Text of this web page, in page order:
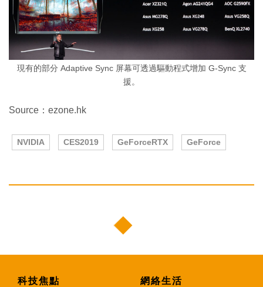
現有的部分 Adaptive Sync 屏幕可透過驅動程式增加 G-Sync 支
援。
Source：ezone.hk
NVIDIA CES2019 GeForceRTX GeForce
科技焦點 網絡生活